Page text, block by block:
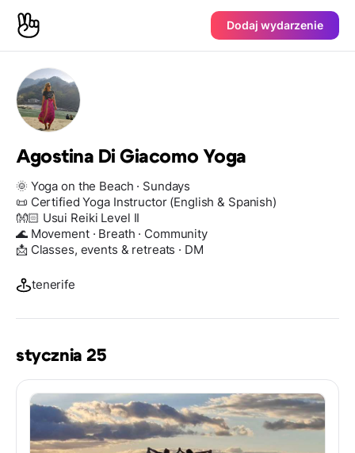
Dodaj wydarzenie
Agostina Di Giacomo Yoga
🌞 Yoga on the Beach · Sundays
📜 Certified Yoga Instructor (English & Spanish)
👐🏻 Usui Reiki Level II
🌊 Movement · Breath · Community
📩 Classes, events & retreats · DM
tenerife
stycznia 25